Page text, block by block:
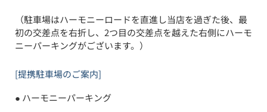
（駐車場はハーモニーロードを直進し当店を過ぎた後、最
初の交差点を右折し、2つ目の交差点を越えた右側にハーモ
ニーパーキングがございます。）
[提携駐車場のご案内]
● ハーモニーパーキング